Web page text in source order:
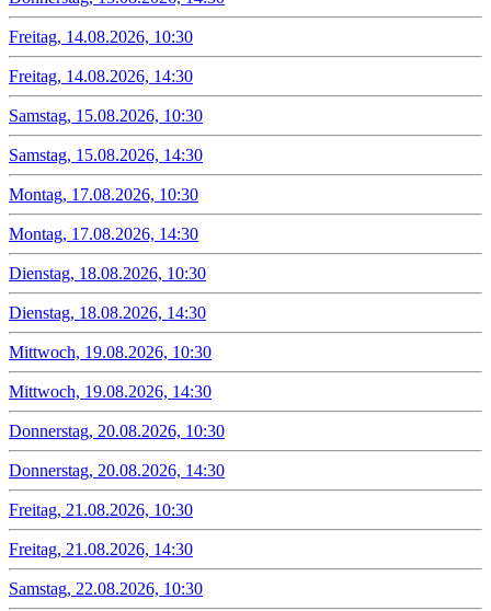
Freitag, 14.08.2026, 10:30
Freitag, 14.08.2026, 14:30
Samstag, 15.08.2026, 10:30
Samstag, 15.08.2026, 14:30
Montag, 17.08.2026, 10:30
Montag, 17.08.2026, 14:30
Dienstag, 18.08.2026, 10:30
Dienstag, 18.08.2026, 14:30
Mittwoch, 19.08.2026, 10:30
Mittwoch, 19.08.2026, 14:30
Donnerstag, 20.08.2026, 10:30
Donnerstag, 20.08.2026, 14:30
Freitag, 21.08.2026, 10:30
Freitag, 21.08.2026, 14:30
Samstag, 22.08.2026, 10:30